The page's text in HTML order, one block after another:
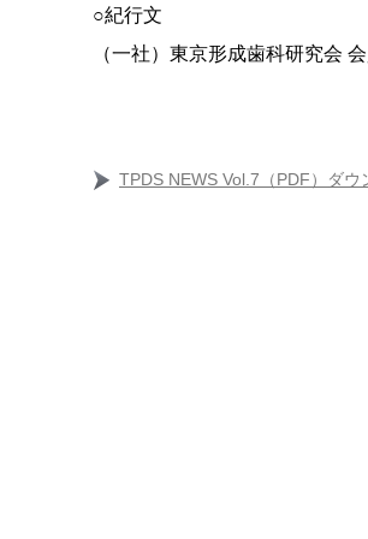
○紀行文
（一社）東京形成歯科研究会
TPDS NEWS Vol.7（PDF）ダウ